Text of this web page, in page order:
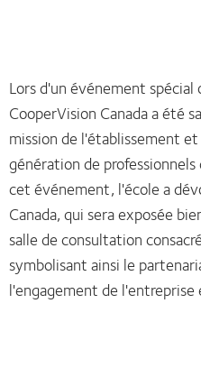
Lors d'un événement spécial
CooperVision Canada a été
mission de l'établissement
génération de
cet événement, l'école a
Canada, qui sera exposée
salle de consultation
symbolisant ainsi le
l'engagement de l'entreprise